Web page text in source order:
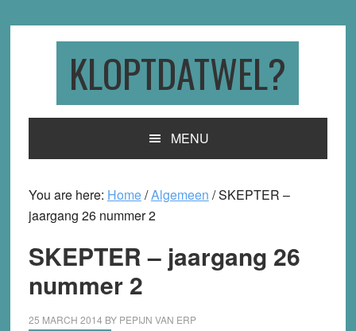
KLOPTDATWEL?
MENU
You are here: Home/Algemeen /SKEPTER –
jaargang 26 nummer 2
SKEPTER – jaargang 26
nummer 2
25 MARCH 2014 BY PEPIJN VAN ERP